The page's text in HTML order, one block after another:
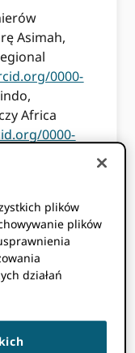
Asimah,
0000-
Africa
0000-
możliwości
o
plików
plików
działań